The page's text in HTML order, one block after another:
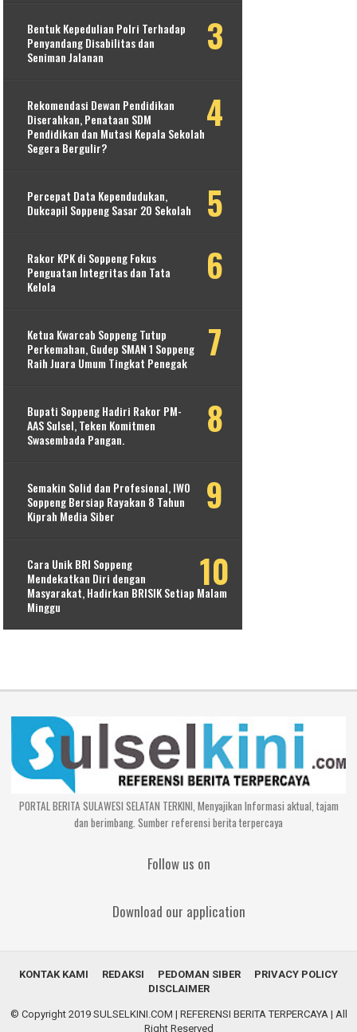
Bentuk Kepedulian Polri Terhadap
Penyandang Disabilitas dan
Seniman Jalanan
Rekomendasi Dewan Pendidikan
Diserahkan, Penataan SDM
Pendidikan dan Mutasi Kepala Sekolah
Segera Bergulir?
Percepat Data Kependudukan,
Dukcapil Soppeng Sasar 20 Sekolah
Rakor KPK di Soppeng Fokus
Penguatan Integritas dan Tata
Kelola
Ketua Kwarcab Soppeng Tutup
Perkemahan, Gudep SMAN 1 Soppeng
Raih Juara Umum Tingkat Penegak
Bupati Soppeng Hadiri Rakor PM-
AAS Sulsel, Teken Komitmen
Swasembada Pangan.
Semakin Solid dan Profesional, IWO
Soppeng Bersiap Rayakan 8 Tahun
Kiprah Media Siber
Cara Unik BRI Soppeng
Mendekatkan Diri dengan
Masyarakat, Hadirkan BRISIK Setiap Malam
Minggu
PORTAL BERITA SULAWESI SELATAN TERKINI, Menyajikan Informasi aktual, tajam
dan berimbang. Sumber referensi berita terpercaya
Follow us on
Download our application
KONTAK KAMI REDAKSI PEDOMAN SIBER
PRIVACY POLICY
DISCLAIMER
© Copyright 2019 SULSELKINI.COM | REFERENSI BERITA TERPERCAYA | All
Right Reserved